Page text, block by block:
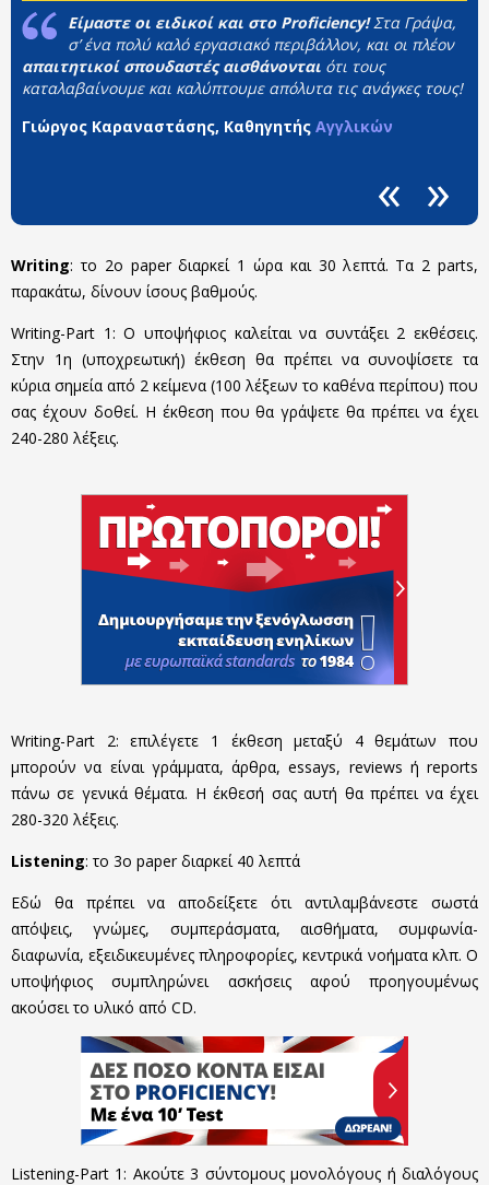
Είμαστε οι ειδικοί και στο Proficiency!Στα Γράψα,
σ’ ένα πολύ καλό εργασιακό περιβάλλον, και οι πλέον
απαιτητικοί σπουδαστές αισθάνονται ότι τους
καταλαβαίνουμε και καλύπτουμε απόλυτα τις ανάγκες τους!
Γιώργος Καραναστάσης, Καθηγητής Αγγλικών
»
«
Writing: το 2ο paper διαρκεί 1 ώρα και 30 λεπτά. Τα 2 parts,
παρακάτω, δίνουν ίσους βαθμούς.
Writing-Part 1: Ο υποψήφιος καλείται να συντάξει 2 εκθέσεις.
Στην 1η (υποχρεωτική) έκθεση θα πρέπει να συνοψίσετε τα
κύρια σημεία από 2 κείμενα (100 λέξεων το καθένα περίπου) που
σας έχουν δοθεί. Η έκθεση που θα γράψετε θα πρέπει να έχει
240-280 λέξεις.
Writing-Part 2: επιλέγετε 1 έκθεση μεταξύ 4 θεμάτων που
μπορούν να είναι γράμματα, άρθρα, essays, reviews ή reports
πάνω σε γενικά θέματα. Η έκθεσή σας αυτή θα πρέπει να έχει
280-320 λέξεις.
Listening: το 3ο paper διαρκεί 40 λεπτά
Εδώ θα πρέπει να αποδείξετε ότι αντιλαμβάνεστε σωστά
απόψεις, γνώμες, συμπεράσματα, αισθήματα, συμφωνία-
διαφωνία, εξειδικευμένες πληροφορίες, κεντρικά νοήματα κλπ. Ο
υποψήφιος συμπληρώνει ασκήσεις αφού προηγουμένως
ακούσει το υλικό από CD.
Listening-Part 1: Ακούτε 3 σύντομους μονολόγους ή διαλόγους